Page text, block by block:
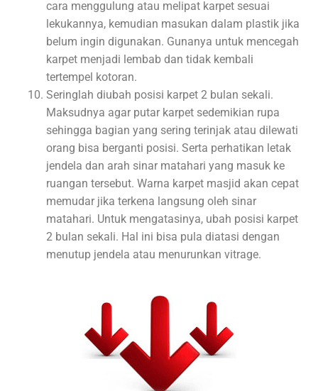
cara menggulung atau melipat karpet sesuai
lekukannya, kemudian masukan dalam plastik jika
belum ingin digunakan. Gunanya untuk mencegah
karpet menjadi lembab dan tidak kembali
tertempel kotoran.
Seringlah diubah posisi karpet 2 bulan sekali.
Maksudnya agar putar karpet sedemikian rupa
sehingga bagian yang sering terinjak atau dilewati
orang bisa berganti posisi. Serta perhatikan letak
jendela dan arah sinar matahari yang masuk ke
ruangan tersebut. Warna karpet masjid akan cepat
memudar jika terkena langsung oleh sinar
matahari. Untuk mengatasinya, ubah posisi karpet
2 bulan sekali. Hal ini bisa pula diatasi dengan
menutup jendela atau menurunkan vitrage.